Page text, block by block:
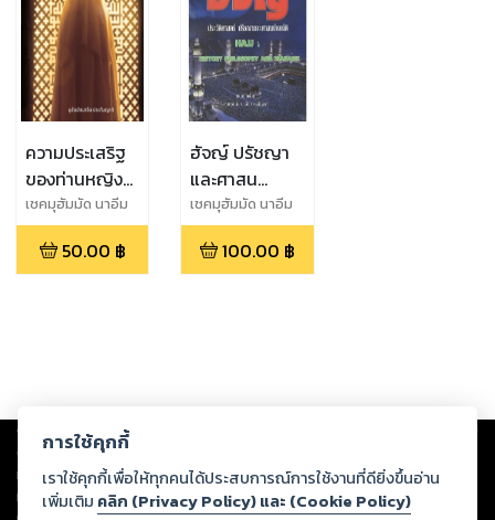
ความประเสริฐ
ของท่านหญิง
คอดีญะฮ์
เชคมุฮัมมัด นาอีม
ประดับญาติ
50.00 ฿
ฮัจญ์ ปรัชญา
และศาสน
บัญญัติ
เชคมุฮัมมัด นาอีม
ประดับญาติ
100.00 ฿
Copyright © 2026
ต่อผลงานหรือเนื้อหาใดที่อัปโหลดผ่านเว็บไซต์และปรากฏว่าละเมิดสิทธิใน
ทรัพย์สินทางปัญญาของบุคคลอื่นหรือขัดต่อกฎหมายและศีลธรรม ดังนั้น ผู้อ่าน
ทุกท่านโปรดใช้วิจารณญาณในการกลั่นกรองด้วยตนเอง และหากท่านพบว่าส่วน
การใช้คุกกี้
เราใช้คุกกี้เพื่อให้ทุกคนได้ประสบการณ์การใช้งานที่ดียิ่งขึ้นอ่าน
เพิ่มเติม คลิก (Privacy Policy) และ (Cookie Policy)